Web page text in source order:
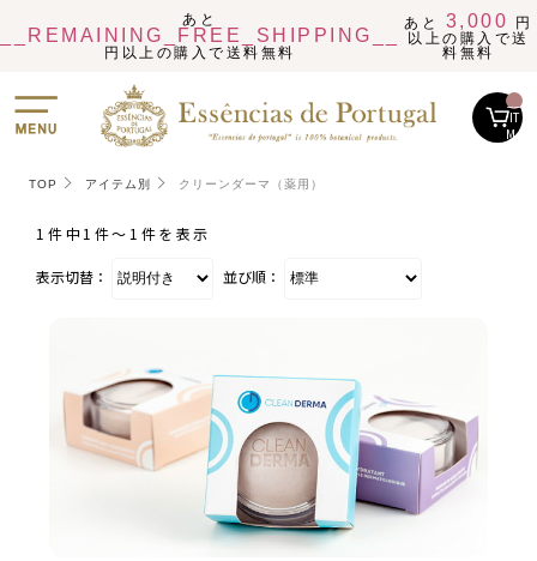
あと
__REMAINING_FREE_SHIPPING__
円以上の購入で送料無料
あと 3,000
円
以上の購入で送
料無料
__
IT
M_
TOP アイテム別 クリーンダーマ（薬用）
表示切替： 並び順：
1件中1件〜1件を表示